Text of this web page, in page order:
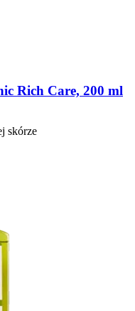
Rich Care, 200 ml
skórze